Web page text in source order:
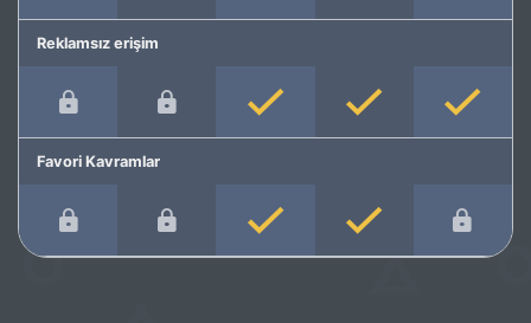
Reklamsız erişim
Favori Kavramlar